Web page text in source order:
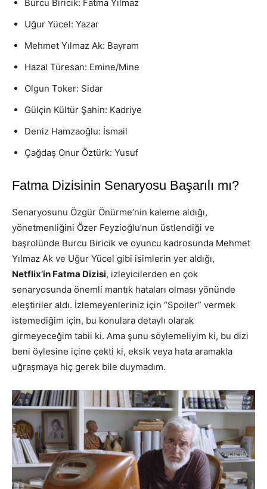
Burcu Biricik: Fatma Yılmaz
Uğur Yücel: Yazar
Mehmet Yılmaz Ak: Bayram
Hazal Türesan: Emine/Mine
Olgun Toker: Sidar
Gülçin Kültür Şahin: Kadriye
Deniz Hamzaoğlu: İsmail
Çağdaş Onur Öztürk: Yusuf
Fatma Dizisinin Senaryosu Başarılı mı?
Senaryosunu Özgür Önürme’nin kaleme aldığı,
yönetmenliğini Özer Feyzioğlu’nun üstlendiği ve
başrolünde Burcu Biricik ve oyuncu kadrosunda Mehmet
Yılmaz Ak ve Uğur Yücel gibi isimlerin yer aldığı,
Netflix’in Fatma Dizisi, izleyicilerden en çok
senaryosunda önemli mantık hataları olması yönünde
eleştiriler aldı. İzlemeyenleriniz için “Spoiler” vermek
istemediğim için, bu konulara detaylı olarak
girmeyeceğim tabii ki. Ama şunu söylemeliyim ki, bu dizi
beni öylesine içine çekti ki, eksik veya hata aramakla
uğraşmaya hiç gerek bile duymadım.